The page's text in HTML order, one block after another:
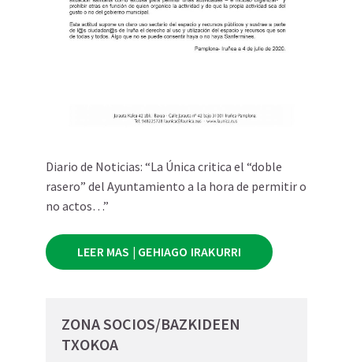
Diario de Noticias: “La Única critica el “doble
rasero” del Ayuntamiento a la hora de permitir o
no actos…”
LEER MAS | GEHIAGO IRAKURRI
ZONA SOCIOS/BAZKIDEEN
TXOKOA